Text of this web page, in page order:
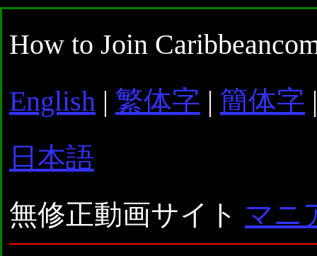
How to Join
English | 繁体字 | 簡体字
日本語
無修正動画サイト マニ